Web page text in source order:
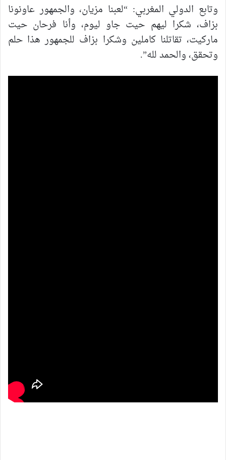
وتابع الدولي المغربي: “لعبنا مزيان، والجمهور عاونونا
بزاف، شكرا ليهم حيت جاو ليوم، وأنا فرحان حيت
ماركيت، تقاتلنا كاملين وشكرا بزاف للجمهور هذا حلم
وتحقق، والحمد لله”.